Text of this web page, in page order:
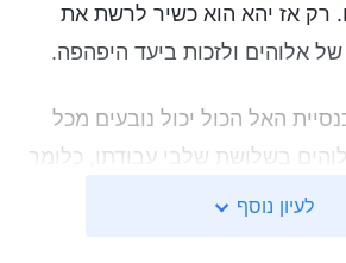
רק אז יהא הוא כשיר לרשת את
של אלוהים ולזכות ביעד היפהפה.
האל הכול יכול נובעים מכל
בשלושת שלבי עבודתו, כלומר
אלוהים שתועדו בכתבי הקודש
לעיון נוסף